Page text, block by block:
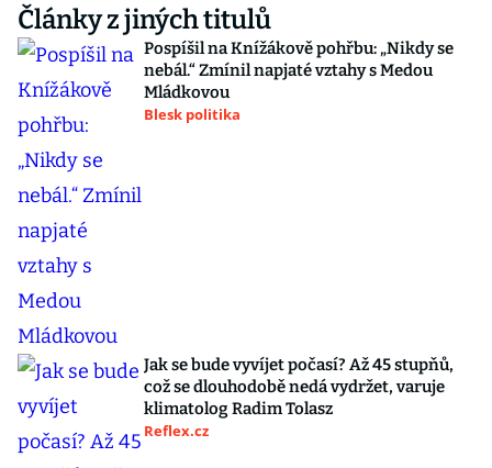
Články z jiných titulů
Pospíšil na Knížákově pohřbu: „Nikdy se
nebál.“ Zmínil napjaté vztahy s Medou
Mládkovou
Blesk politika
Jak se bude vyvíjet počasí? Až 45 stupňů,
což se dlouhodobě nedá vydržet, varuje
klimatolog Radim Tolasz
Reflex.cz